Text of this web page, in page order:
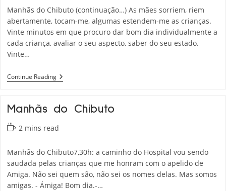
Manhãs do Chibuto (continuação…) As mães sorriem, riem
abertamente, tocam-me, algumas estendem-me as crianças.
Vinte minutos em que procuro dar bom dia individualmente a
cada criança, avaliar o seu aspecto, saber do seu estado.
Vinte…
Continue ReadingManhãs
Do
Manhãs do Chibuto
Reading
2 mins read
Manhãs do Chibuto7,30h: a caminho do Hospital vou sendo
saudada pelas crianças que me honram com o apelido de
Amiga. Não sei quem são, não sei os nomes delas. Mas somos
amigas. - Ámiga! Bom dia.-…